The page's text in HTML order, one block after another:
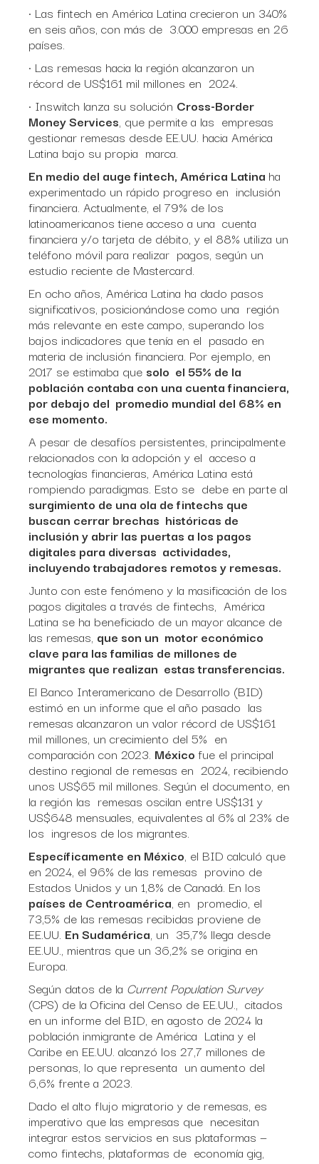
• Las fintech en América Latina crecieron un 340%
en seis años, con más de 3.000 empresas en 26
países.
• Las remesas hacia la región alcanzaron un
récord de US$161 mil millones en 2024.
• Inswitch lanza su solución Cross-Border
Money Services, que permite a las empresas
gestionar remesas desde EE.UU. hacia América
Latina bajo su propia marca.
En medio del auge fintech, América Latina ha
experimentado un rápido progreso en inclusión
financiera. Actualmente, el 79% de los
latinoamericanos tiene acceso a una cuenta
financiera y/o tarjeta de débito, y el 88% utiliza un
teléfono móvil para realizar pagos, según un
estudio reciente de Mastercard.
En ocho años, América Latina ha dado pasos
significativos, posicionándose como una región
más relevante en este campo, superando los
bajos indicadores que tenía en el pasado en
materia de inclusión financiera. Por ejemplo, en
2017 se estimaba que solo el 55% de la
población contaba con una cuenta financiera,
por debajo del promedio mundial del 68% en
ese momento.
A pesar de desafíos persistentes, principalmente
relacionados con la adopción y el acceso a
tecnologías financieras, América Latina está
rompiendo paradigmas. Esto se debe en parte al
surgimiento de una ola de fintechs que
buscan cerrar brechas históricas de
inclusión y abrir las puertas a los pagos
digitales para diversas actividades,
incluyendo trabajadores remotos y remesas.
Junto con este fenómeno y la masificación de los
pagos digitales a través de fintechs, América
Latina se ha beneficiado de un mayor alcance de
las remesas, que son un motor económico
clave para las familias de millones de
migrantes que realizan estas transferencias.
El Banco Interamericano de Desarrollo (BID)
estimó en un informe que el año pasado las
remesas alcanzaron un valor récord de US$161
mil millones, un crecimiento del 5% en
comparación con 2023. Méxicofue el principal
destino regional de remesas en 2024, recibiendo
unos US$65 mil millones. Según el documento, en
la región las remesas oscilan entre US$131 y
US$648 mensuales, equivalentes al 6% al 23% de
los ingresos de los migrantes.
Específicamente en México, el BID calculó que
en 2024, el 96% de las remesas provino de
Estados Unidos y un 1,8% de Canadá. En los
países de Centroamérica, en promedio, el
73,5% de las remesas recibidas proviene de
EE.UU. En Sudamérica, un 35,7% llega desde
EE.UU., mientras que un 36,2% se origina en
Europa.
Según datos de la Current Population Survey
(CPS) de la Oficina del Censo de EE.UU., citados
en un informe del BID, en agosto de 2024 la
población inmigrante de América Latina y el
Caribe en EE.UU. alcanzó los 27,7 millones de
personas, lo que representa un aumento del
6,6% frente a 2023.
Dado el alto flujo migratorio y de remesas, es
imperativo que las empresas que necesitan
integrar estos servicios en sus plataformas —
como fintechs, plataformas de economía gig,